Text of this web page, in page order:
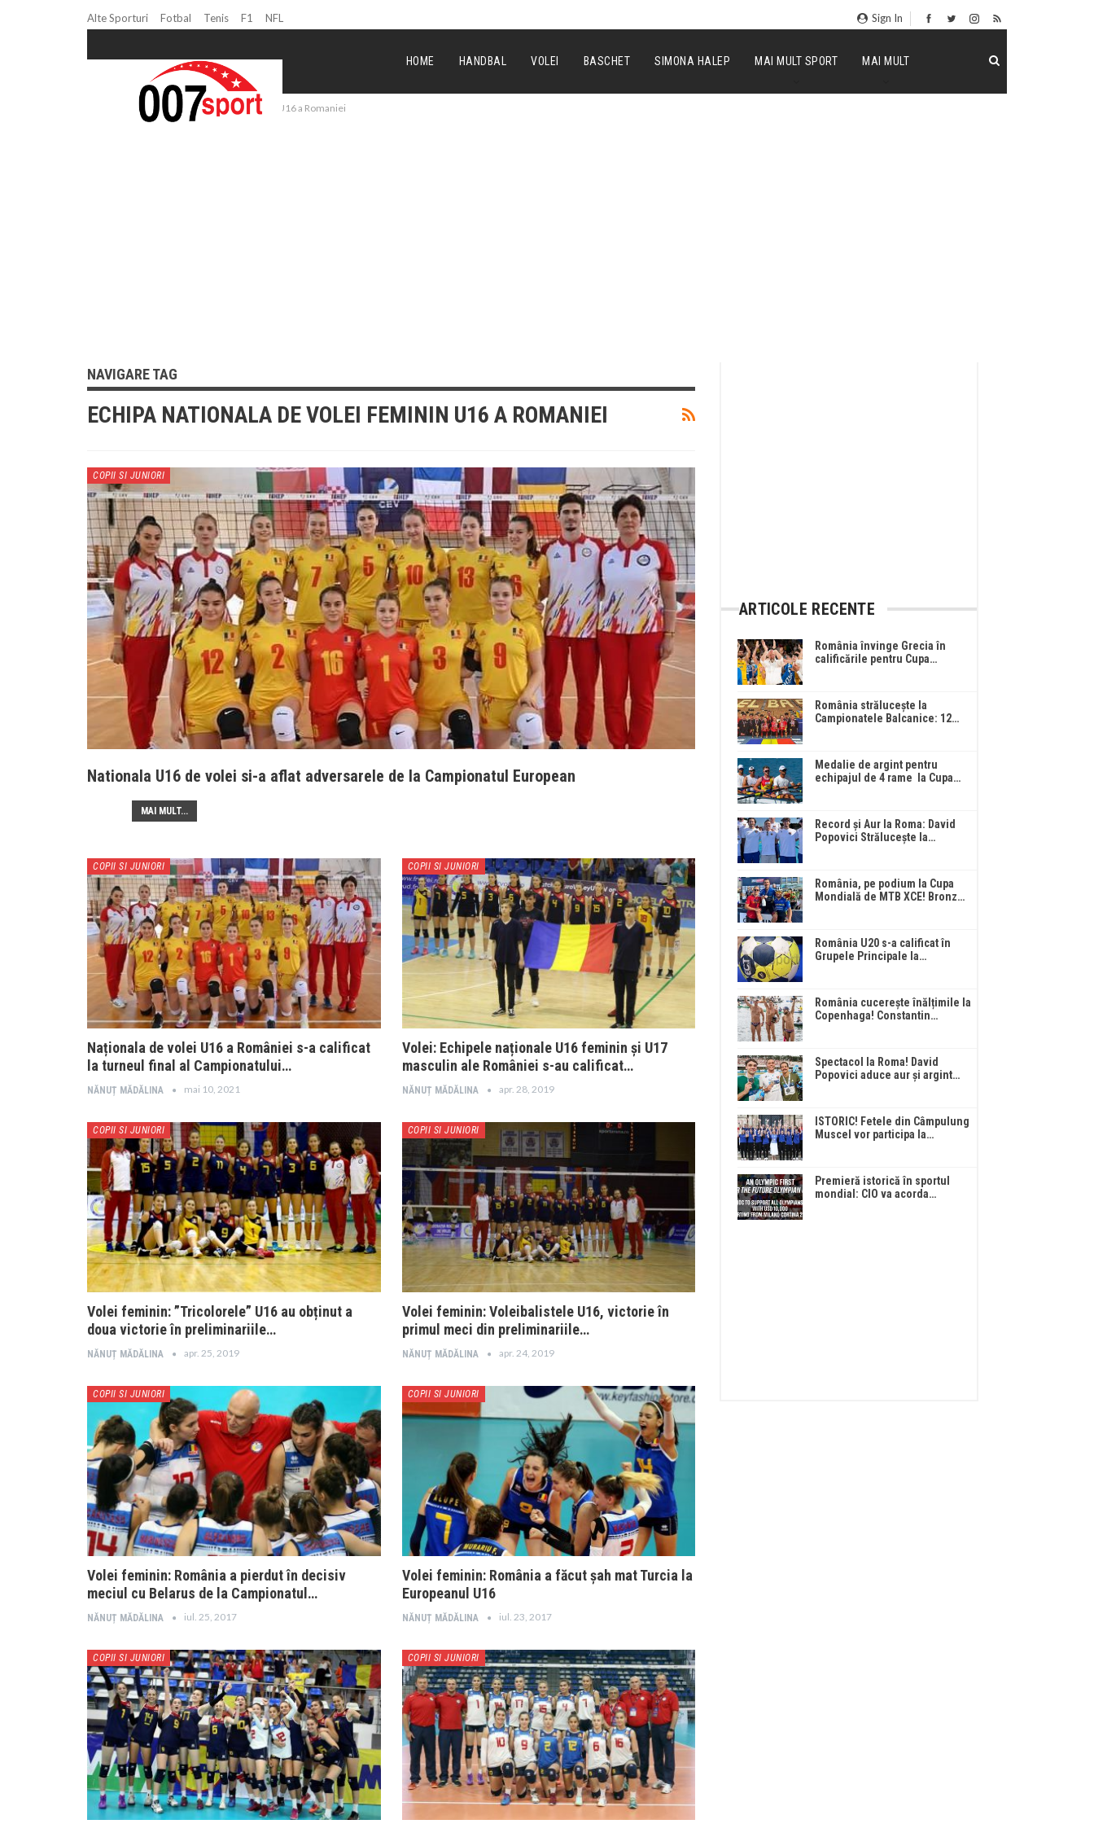
Alte Sporturi Fotbal Tenis F1 NFL Sign In
HOME HANDBAL VOLEI BASCHET SIMONA HALEP MAI MULT SPORT MAI MULT
Echipa Nationala de volei feminin U16 a Romaniei
NAVIGARE TAG
ECHIPA NATIONALA DE VOLEI FEMININ U16 A ROMANIEI
COPII SI JUNIORI
Nationala U16 de volei si-a aflat adversarele de la Campionatul European
MAI MULT...
COPII SI JUNIORI
Naționala de volei U16 a României s-a calificat
la turneul final al Campionatului…
NĂNUȚ MĂDĂLINA mai 10, 2021
COPII SI JUNIORI
Volei: Echipele naționale U16 feminin și U17
masculin ale României s-au calificat…
NĂNUȚ MĂDĂLINA apr. 28, 2019
COPII SI JUNIORI
Volei feminin: ”Tricolorele” U16 au obținut a
doua victorie în preliminariile…
NĂNUȚ MĂDĂLINA apr. 25, 2019
COPII SI JUNIORI
Volei feminin: Voleibalistele U16, victorie în
primul meci din preliminariile…
NĂNUȚ MĂDĂLINA apr. 24, 2019
COPII SI JUNIORI
Volei feminin: România a pierdut în decisiv
meciul cu Belarus de la Campionatul…
NĂNUȚ MĂDĂLINA iul. 25, 2017
COPII SI JUNIORI
Volei feminin: România a făcut șah mat Turcia la
Europeanul U16
NĂNUȚ MĂDĂLINA iul. 23, 2017
COPII SI JUNIORI COPII SI JUNIORI
ARTICOLE RECENTE
România învinge Grecia în
calificările pentru Cupa…
România strălucește la
Campionatele Balcanice: 12…
Medalie de argint pentru
echipajul de 4 rame la Cupa…
Record și Aur la Roma: David
Popovici Strălucește la…
România, pe podium la Cupa
Mondială de MTB XCE! Bronz…
România U20 s-a calificat în
Grupele Principale la…
România cucerește înălțimile la
Copenhaga! Constantin…
Spectacol la Roma! David
Popovici aduce aur și argint…
ISTORIC! Fetele din Câmpulung
Muscel vor participa la…
Premieră istorică în sportul
mondial: CIO va acorda…